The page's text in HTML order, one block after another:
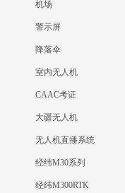
机场
警示屏
降落伞
室内无人机
CAAC考证
大疆无人机
无人机直播系统
经纬M30系列
经纬M300RTK